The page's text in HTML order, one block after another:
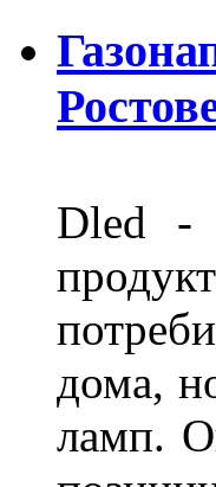
Dled -
дома,
ламп.